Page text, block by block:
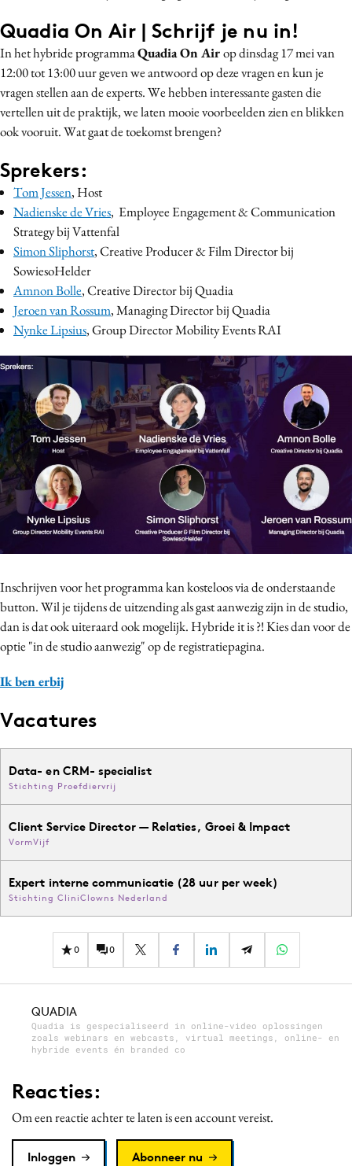
Reputatie & crisis
Quadia On Air | Schrijf je nu in!
In het hybride programmaQuadia On Airop dinsdag 17 mei van
12:00 tot 13:00 uur geven we antwoord op deze vragen en kun je
vragen stellen aan de experts. We hebben interessante gasten die
vertellen uit de praktijk, we laten mooie voorbeelden zien en blikken
ook vooruit. Wat gaat de toekomst brengen?
Sprekers:
Tom Jessen, Host
Nadienske de Vries, Employee Engagement & Communication
Strategy bij Vattenfal
Simon Sliphorst, Creative Producer & Film Director bij
SowiesoHelder
Amnon Bolle, Creative Director bij Quadia
Jeroen van Rossum, Managing Director bij Quadia
Nynke Lipsius, Group Director Mobility Events RAI
Inschrijven voor het programma kan kosteloos via de onderstaande
button. Wil je tijdens de uitzending als gast aanwezig zijn in de studio,
dan is dat ook uiteraard ook mogelijk. Hybride it is?!Kies dan voor de
optie "in de studio aanwezig" op de registratiepagina.
Ik ben erbij
Vacatures
Data- en CRM- specialist
Stichting Proefdiervrij
Client Service Director — Relaties, Groei & Impact
VormVijf
Expert interne communicatie (28 uur per week)
Stichting CliniClowns Nederland
0 0
QUADIA
Quadia is gespecialiseerd in online-video oplossingen
zoals webinars en webcasts, virtual meetings, online- en
hybride events én branded co
Reacties:
Om een reactie achter te laten is een account vereist.
Inloggen Abonneer nu